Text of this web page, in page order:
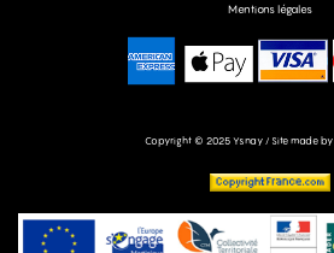
Copyright © 2025 Ysnay / Site made by
Mentions légales